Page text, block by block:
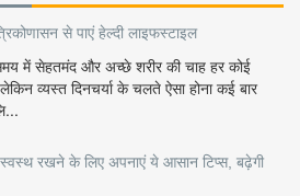
से पाएं हेल्दी लाइफस्टाइल
में सेहतमंद और अच्छे शरीर की चाह हर कोई
व्यस्त दिनचर्या के चलते ऐसा होना कई बार
रखने के लिए अपनाएं ये आसान टिप्स, बढ़ेगी